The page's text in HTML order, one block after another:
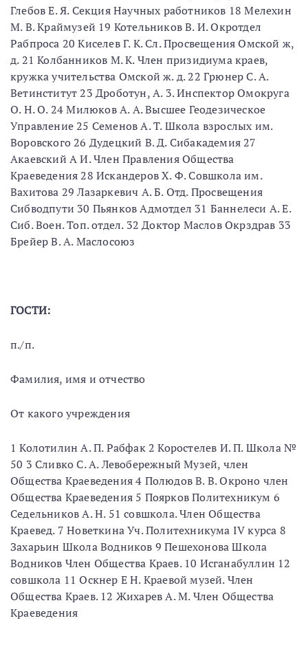
Глебов Е. Я. Секция Научных работников 18 Мелехин
М. В. Краймузей 19 Котельников В. И. Окротдел
Рабпроса 20 Киселев Г. К. Сл. Просвещения Омской ж,
д. 21 Колбанников М. К. Член призидиума краев,
кружка учительства Омской ж. д. 22 Грюнер С. А.
Ветинститут 23 Дроботун, А. 3. Инспектор Омокруга
О. Н. О. 24 Милюков А. А. Высшее Геодезическое
Управление 25 Семенов А. Т. Школа взрослых им.
Воровского 26 Дудецкий В. Д. Сибакадемия 27
Акаевский А И. Член Правления Общества
Краеведения 28 Искандеров X. Ф. Совшкола им.
Вахитова 29 Лазаркевич А. Б. Отд. Просвещения
Сибводпути 30 Пьянков Адмотдел 31 Баннелеси А. Е.
Сиб. Воен. Топ. отдел. 32 Доктор Маслов Окрздрав 33
Брейер В. А. Маслосоюз
ГОСТИ:
п./п.
Фамилия, имя и отчество
От какого учреждения
1 Колотилин А. П. Рабфак 2 Коростелев И. П. Школа №
50 3 Сливко С. А. Левобережный Музей, член
Общества Краеведения 4 Полюдов В. В. Окроно член
Общества Краеведения 5 Поярков Политехникум 6
Седельников А. Н. 51 совшкола. Член Общества
Краевед. 7 Новеткина Уч. Политехникума IV курса 8
Захарьин Школа Водников 9 Пешехонова Школа
Водников Член Общества Краев. 10 Исганабуллин 12
совшкола 11 Оскнер Е Н. Краевой музей. Член
Общества Краев. 12 Жихарев А. М. Член Общества
Краеведения